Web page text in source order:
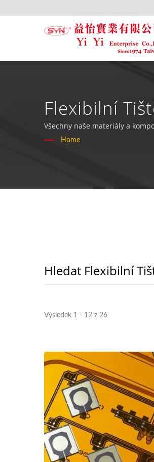
Flexibilní
Všechny naše materiály a
Home
Hledat Flexibilní
Výsledek 1 - 12 z 26